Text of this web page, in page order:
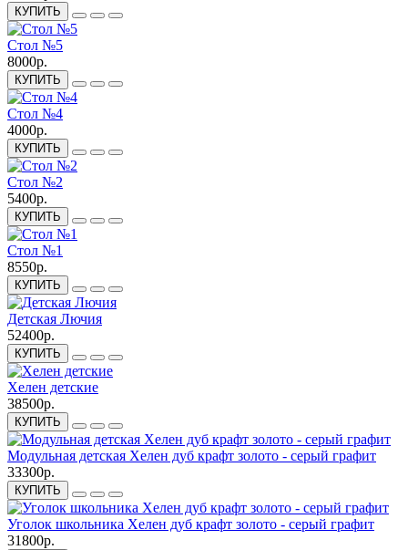
КУПИТЬ
Стол №5
8000р.
КУПИТЬ
Стол №4
4000р.
КУПИТЬ
Стол №2
5400р.
КУПИТЬ
Стол №1
8550р.
КУПИТЬ
Детская Лючия
52400р.
КУПИТЬ
Хелен детские
38500р.
КУПИТЬ
Модульная детская Хелен дуб крафт золото - серый графит
33300р.
КУПИТЬ
Уголок школьника Хелен дуб крафт золото - серый графит
31800р.